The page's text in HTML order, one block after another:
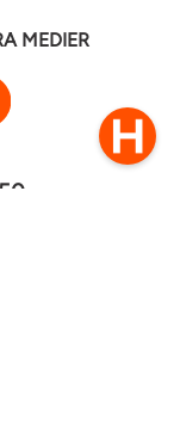
MEDIER
Facebook